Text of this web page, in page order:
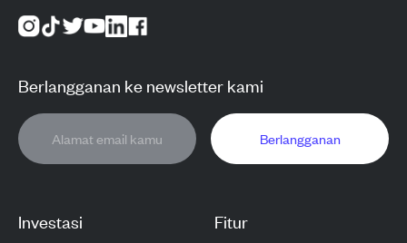
Investasi Fitur
Berlangganan ke newsletter kami
Berlangganan